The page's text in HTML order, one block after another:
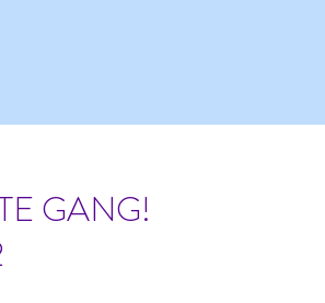
GANG!